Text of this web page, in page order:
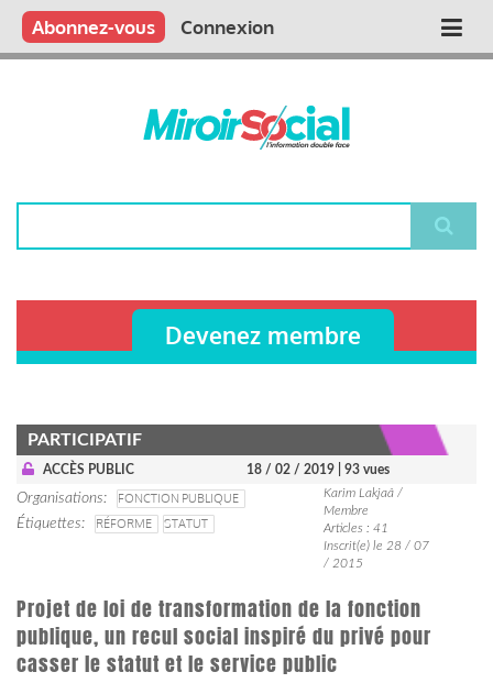
Aller
contenu
Main
Qui sommes nous ?
Vous publiez
Nous publions
Contactez-nous
Abonnez-vous Connexion
Devenez membre
PARTICIPATIF
ACCÈS PUBLIC 18 / 02 / 2019 | 93 vues
Organisations
FONCTION PUBLIQUE
Étiquettes
RÉFORME STATUT
Karim Lakjaâ /
Membre
Articles : 41
Inscrit(e) le 28 / 07
/ 2015
Projet de loi de transformation de la fonction
publique, un recul social inspiré du privé pour
casser le statut et le service public